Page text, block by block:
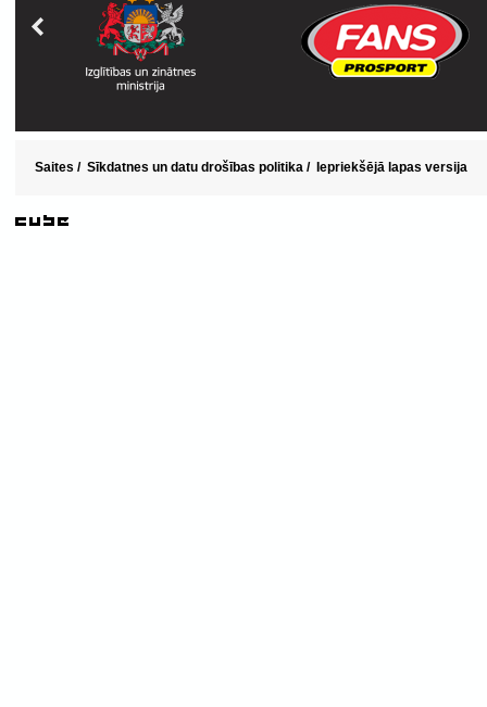
Saites / Sīkdatnes un datu drošības politika / Iepriekšējā lapas versija